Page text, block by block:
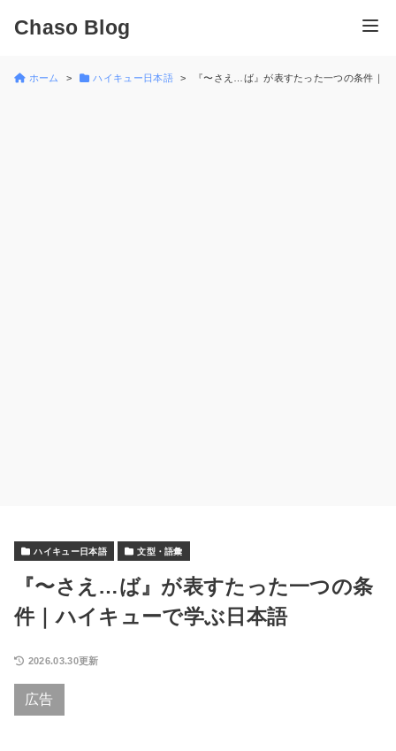
Chaso Blog
ホーム ハイキュー日本語 『〜さえ…ば』が表すたった一つの条件｜
ハイキュー日本語 文型・語彙
『〜さえ…ば』が表すたった一つの条
件｜ハイキューで学ぶ日本語
2026.03.30更新
広告